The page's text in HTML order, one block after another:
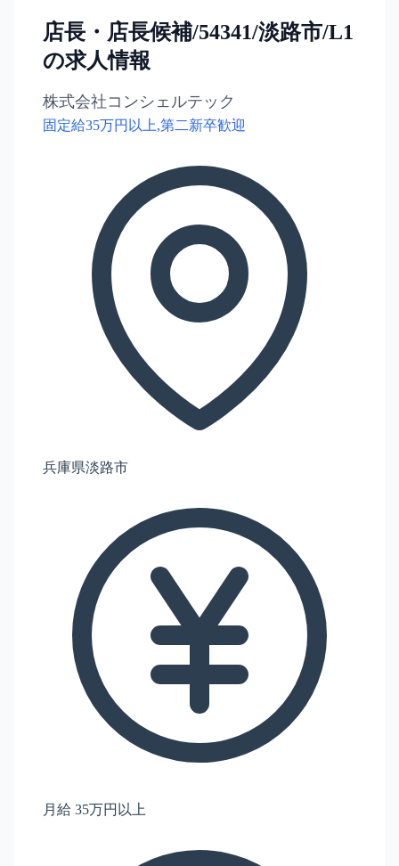
店長・店長候補/54341/淡路市/L1
の求人情報
株式会社コンシェルテック
固定給35万円以上,第二新卒歓迎
兵庫県淡路市
月給 35万円以上